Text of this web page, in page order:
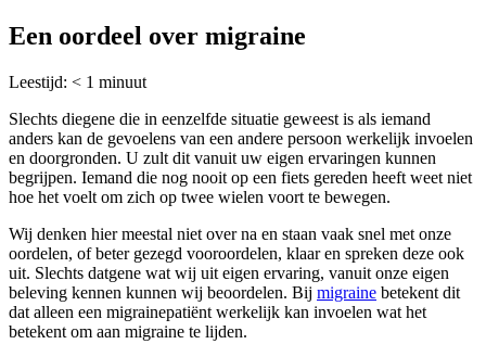
Een oordeel over migraine
Leestijd: < 1 minuut
Slechts diegene die in eenzelfde situatie geweest is als iemand
anders kan de gevoelens van een andere persoon werkelijk invoelen
en doorgronden. U zult dit vanuit uw eigen ervaringen kunnen
begrijpen. Iemand die nog nooit op een fiets gereden heeft weet niet
hoe het voelt om zich op twee wielen voort te bewegen.
Wij denken hier meestal niet over na en staan vaak snel met onze
oordelen, of beter gezegd vooroordelen, klaar en spreken deze ook
uit. Slechts datgene wat wij uit eigen ervaring, vanuit onze eigen
beleving kennen kunnen wij beoordelen. Bij migraine betekent dit
dat alleen een migrainepatiënt werkelijk kan invoelen wat het
betekent om aan migraine te lijden.